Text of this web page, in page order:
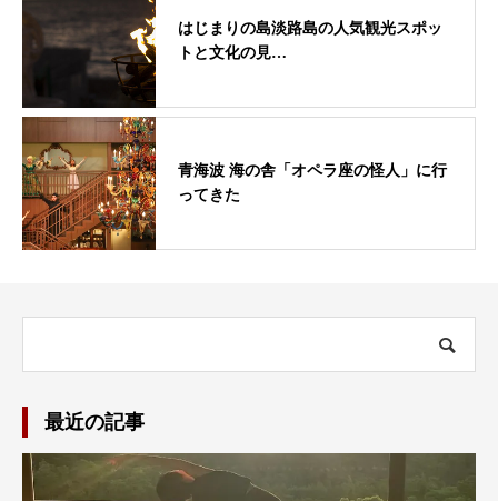
はじまりの島淡路島の人気観光スポッ
トと文化の見…
青海波 海の舎「オペラ座の怪人」に行
ってきた
最近の記事